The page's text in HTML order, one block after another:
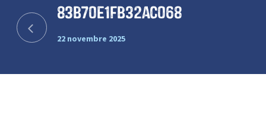
83b70e1fb32ac068
22 novembre 2025